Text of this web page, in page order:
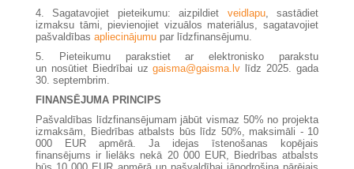
4. Sagatavojiet pieteikumu: aizpildiet veidlapu, sastādiet
izmaksu tāmi, pievienojiet vizuālos materiālus, sagatavojiet
pašvaldības apliecinājumu par līdzfinansējumu.
5. Pieteikumu parakstiet ar elektronisko parakstu
un nosūtiet Biedrībai uzgaisma@gaisma.lv līdz 2025. gada
30. septembrim.
FINANSĒJUMA PRINCIPS
Pašvaldības līdzfinansējumam jābūt vismaz 50% no projekta
izmaksām, Biedrības atbalsts būs līdz 50%, maksimāli - 10
000 EUR apmērā. Ja idejas īstenošanas kopējais
finansējums ir lielāks nekā 20 000 EUR, Biedrības atbalsts